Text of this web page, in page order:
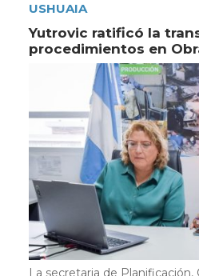
USHUAIA
Yutrovic ratificó la
procedimientos en
La secretaria de Planificación,